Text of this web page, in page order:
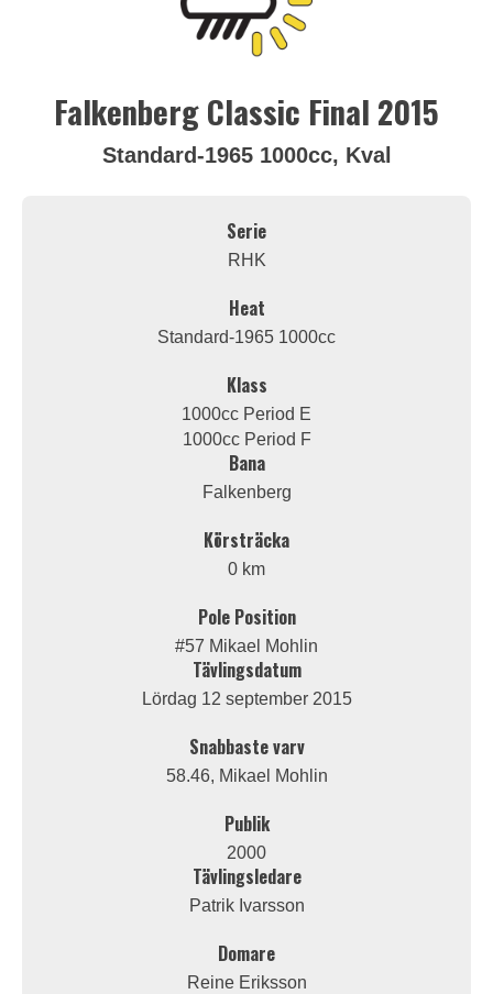
Falkenberg Classic Final 2015
Standard-1965 1000cc, Kval
Serie
RHK
Heat
Standard-1965 1000cc
Klass
1000cc Period E
1000cc Period F
Bana
Falkenberg
Körsträcka
0 km
Pole Position
#57 Mikael Mohlin
Tävlingsdatum
Lördag 12 september 2015
Snabbaste varv
58.46, Mikael Mohlin
Publik
2000
Tävlingsledare
Patrik Ivarsson
Domare
Reine Eriksson